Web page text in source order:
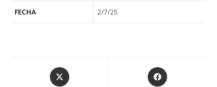
FECHA 2/7/25
Opens
in
Opens
in